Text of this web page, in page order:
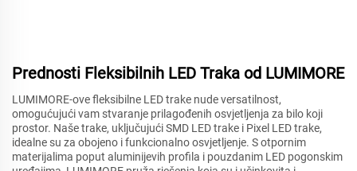
Prednosti Fleksibilnih LED Traka od LUMIMORE
LUMIMORE-ove fleksibilne LED trake nude versatilnost,
omogućujući vam stvaranje prilagođenih osvjetljenja za bilo koji
prostor. Naše trake, uključujući SMD LED trake i Pixel LED trake,
idealne su za obojeno i funkcionalno osvjetljenje. S otpornim
materijalima poput aluminijevih profila i pouzdanim LED pogonskim